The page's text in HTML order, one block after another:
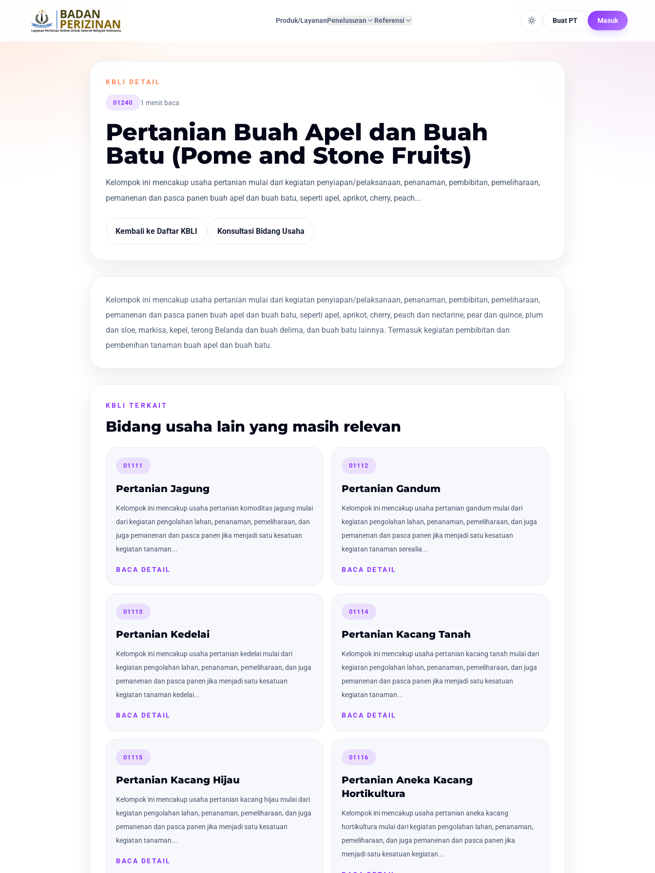
Produk/LayananPenelusuran Referensi Buat PT Masuk
KBLI DETAIL
01240 1 menit baca
Pertanian Buah Apel dan Buah
Batu (Pome and Stone Fruits)
Kelompok ini mencakup usaha pertanian mulai dari kegiatan penyiapan/pelaksanaan, penanaman, pembibitan, pemeliharaan,
pemanenan dan pasca panen buah apel dan buah batu, seperti apel, aprikot, cherry, peach...
Kembali ke Daftar KBLI Konsultasi Bidang Usaha
Kelompok ini mencakup usaha pertanian mulai dari kegiatan penyiapan/pelaksanaan, penanaman, pembibitan, pemeliharaan,
pemanenan dan pasca panen buah apel dan buah batu, seperti apel, aprikot, cherry, peach dan nectarine, pear dan quince, plum
dan sloe, markisa, kepel, terong Belanda dan buah delima, dan buah batu lainnya. Termasuk kegiatan pembibitan dan
pembenihan tanaman buah apel dan buah batu.
KBLI TERKAIT
Bidang usaha lain yang masih relevan
01111
Pertanian Jagung
Kelompok ini mencakup usaha pertanian komoditas jagung mulai
dari kegiatan pengolahan lahan, penanaman, pemeliharaan, dan
juga pemanenan dan pasca panen jika menjadi satu kesatuan
kegiatan tanaman...
BACA DETAIL
01112
Pertanian Gandum
Kelompok ini mencakup usaha pertanian gandum mulai dari
kegiatan pengolahan lahan, penanaman, pemeliharaan, dan juga
pemanenan dan pasca panen jika menjadi satu kesatuan
kegiatan tanaman serealia...
BACA DETAIL
01113
Pertanian Kedelai
Kelompok ini mencakup usaha pertanian kedelai mulai dari
kegiatan pengolahan lahan, penanaman, pemeliharaan, dan juga
pemanenan dan pasca panen jika menjadi satu kesatuan
kegiatan tanaman kedelai...
BACA DETAIL
01114
Pertanian Kacang Tanah
Kelompok ini mencakup usaha pertanian kacang tanah mulai dari
kegiatan pengolahan lahan, penanaman, pemeliharaan, dan juga
pemanenan dan pasca panen jika menjadi satu kesatuan
kegiatan tanaman...
BACA DETAIL
01115
Pertanian Kacang Hijau
Kelompok ini mencakup usaha pertanian kacang hijau mulai dari
kegiatan pengolahan lahan, penanaman, pemeliharaan, dan juga
pemanenan dan pasca panen jika menjadi satu kesatuan
kegiatan tanaman...
BACA DETAIL
01116
Pertanian Aneka Kacang
Hortikultura
Kelompok ini mencakup usaha pertanian aneka kacang
hortikultura mulai dari kegiatan pengolahan lahan, penanaman,
pemeliharaan, dan juga pemanenan dan pasca panen jika
menjadi satu kesatuan kegiatan...